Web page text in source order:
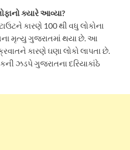
ક્યારે આવ્યા?
કારણે 100 થી વધુ લોકોના
મૃત્યુ ગુજરાતમાં થયા છે. આ
કારણે ઘણા લોકો લાપતા છે.
ઝડપે ગુજરાતના દરિયાકાંઠે